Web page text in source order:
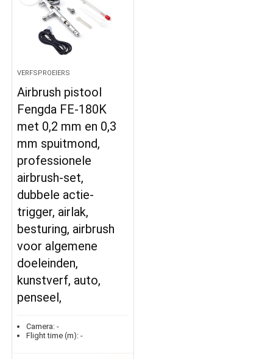
VERFSPROEIERS
Airbrush pistool
Fengda FE-180K
met 0,2 mm en 0,3
mm spuitmond,
professionele
airbrush-set,
dubbele actie-
trigger, airlak,
besturing, airbrush
voor algemene
doeleinden,
kunstverf, auto,
penseel,
Camera: -
Flight time (m): -